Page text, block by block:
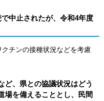
中止されたが、令和4年度
クチンの接種状況などを考慮
ど、県との協議状況はどう
場を備えることとし、民間